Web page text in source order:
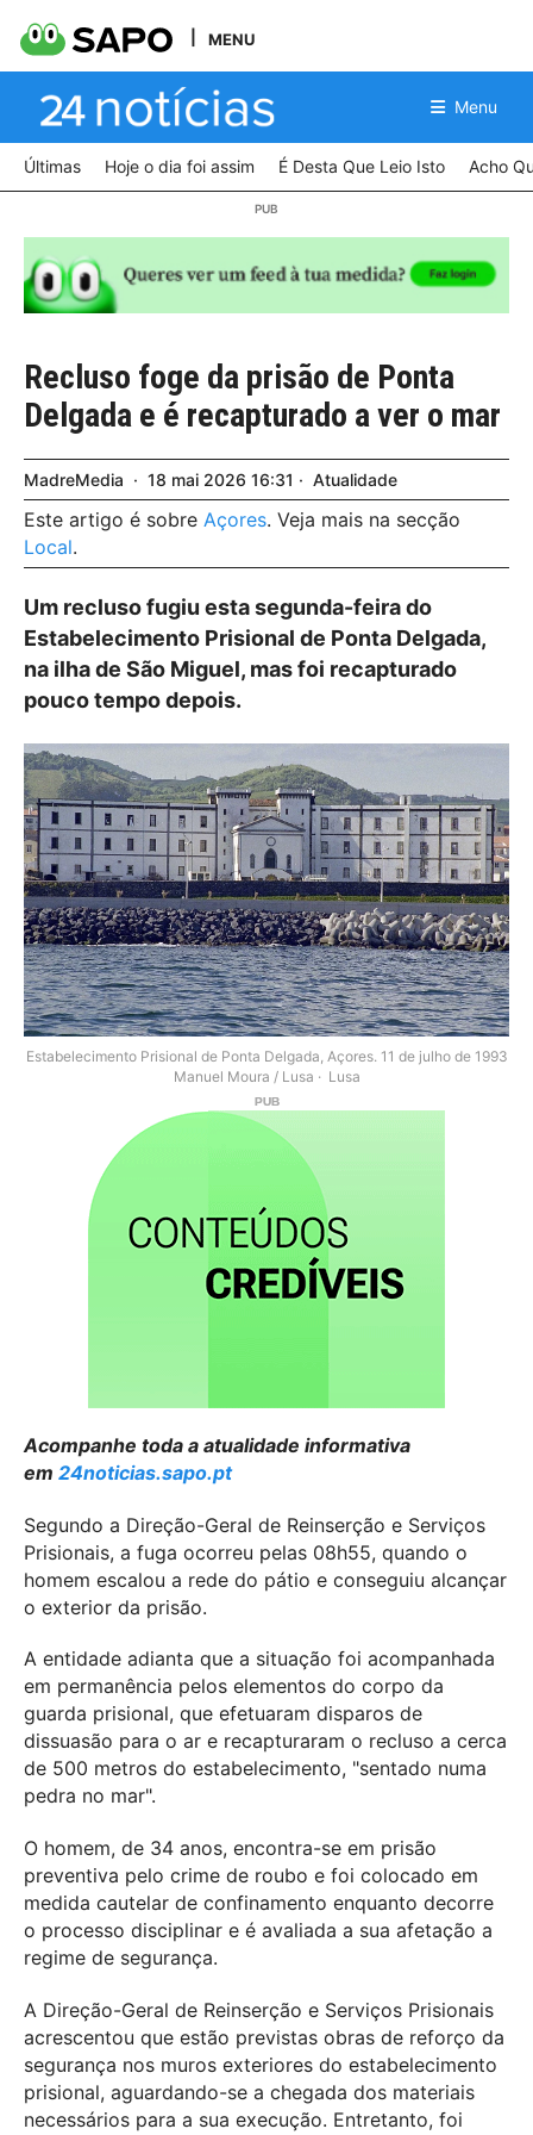
MENU
Menu
Últimas Hoje o dia foi assim É Desta Que Leio Isto Acho
Recluso foge da prisão de Ponta
Delgada e é recapturado a ver o mar
MadreMedia 18 mai 2026 16:31 Atualidade
Este artigo é sobre Açores. Veja mais na secção
Local.
Um recluso fugiu esta segunda-feira do
Estabelecimento Prisional de Ponta Delgada,
na ilha de São Miguel, mas foi recapturado
pouco tempo depois.
Estabelecimento Prisional de Ponta Delgada, Açores. 11 de julho de 1993
Manuel Moura / Lusa
Lusa
Acompanhe toda a atualidade informativa
em 24noticias.sapo.pt
Segundo a Direção-Geral de Reinserção e Serviços
Prisionais, a fuga ocorreu pelas 08h55, quando o
homem escalou a rede do pátio e conseguiu alcançar
o exterior da prisão.
A entidade adianta que a situação foi acompanhada
em permanência pelos elementos do corpo da
guarda prisional, que efetuaram disparos de
dissuasão para o ar e recapturaram o recluso a cerca
de 500 metros do estabelecimento, "sentado numa
pedra no mar".
O homem, de 34 anos, encontra-se em prisão
preventiva pelo crime de roubo e foi colocado em
medida cautelar de confinamento enquanto decorre
o processo disciplinar e é avaliada a sua afetação a
regime de segurança.
A Direção-Geral de Reinserção e Serviços Prisionais
acrescentou que estão previstas obras de reforço da
segurança nos muros exteriores do estabelecimento
prisional, aguardando-se a chegada dos materiais
necessários para a sua execução. Entretanto, foi